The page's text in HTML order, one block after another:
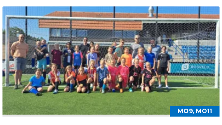
MO9, MO11